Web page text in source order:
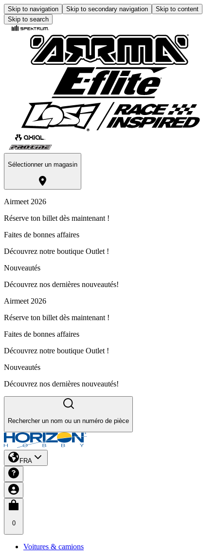
Skip to navigation Skip to secondary navigation
Skip to content
Skip to search
Sélectionner un magasin
Airmeet 2026
Réserve ton billet dès maintenant !
Faites de bonnes affaires
Découvrez notre boutique Outlet !
Nouveautés
Découvrez nos dernières nouveautés!
Airmeet 2026
Réserve ton billet dès maintenant !
Faites de bonnes affaires
Découvrez notre boutique Outlet !
Nouveautés
Découvrez nos dernières nouveautés!
Rechercher un nom ou un numéro de pièce
FRA
0
Voitures & camions